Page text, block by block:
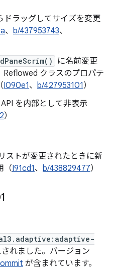
ドラッグしてサイズを変更
、 b/437953743、
に名前変更
クラスのプロパテ
I090e1、 b/427953101）
API を内部として非表示
）
ストが変更されたときに新
（I91cd1、 b/438829477）
れました。バージョン
が含まれています。